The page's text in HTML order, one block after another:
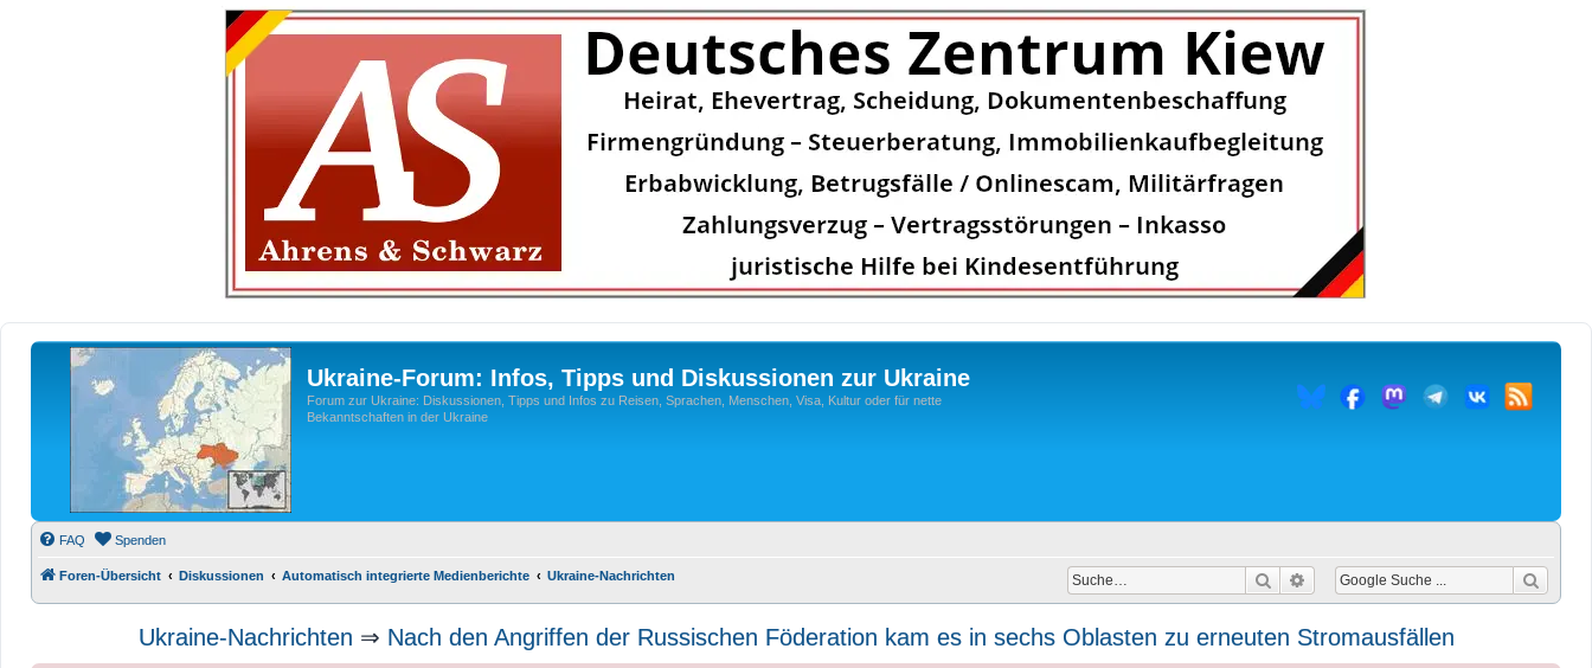
Ukraine-Forum: Infos, Tipps und Diskussionen zur Ukraine
Forum zur Ukraine: Diskussionen, Tipps und Infos zu Reisen, Sprachen, Menschen, Visa, Kultur oder für nette
Bekanntschaften in der Ukraine
FAQ Spenden
Foren-Übersicht Diskussionen Automatisch integrierte Medienberichte Ukraine-Nachrichten Suche Erweiterte Suche
Ukraine-Nachrichten ⇒ Nach den Angriffen der Russischen Föderation kam es in sechs Oblasten zu erneuten Stromausfällen